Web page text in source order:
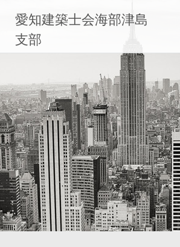
ン
ス
キ
ッ
プ
愛知建築士会海部津島
支部